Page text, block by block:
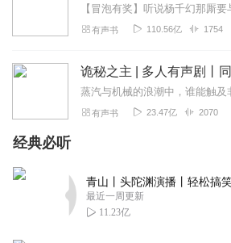
万界鸿蒙我为尊
2020-08-21
恋听书j
将军，我们被作业包围了!”“敌方多少
旅，物理化学各二个师，一个政治思
连，一个地理观测组一个生物调节班
“5个中性笔，食物只能维持3天。” “
有声书 110.56亿 1754
有声书 23.47亿 2070
经典必听
最近一周更新
11.23亿